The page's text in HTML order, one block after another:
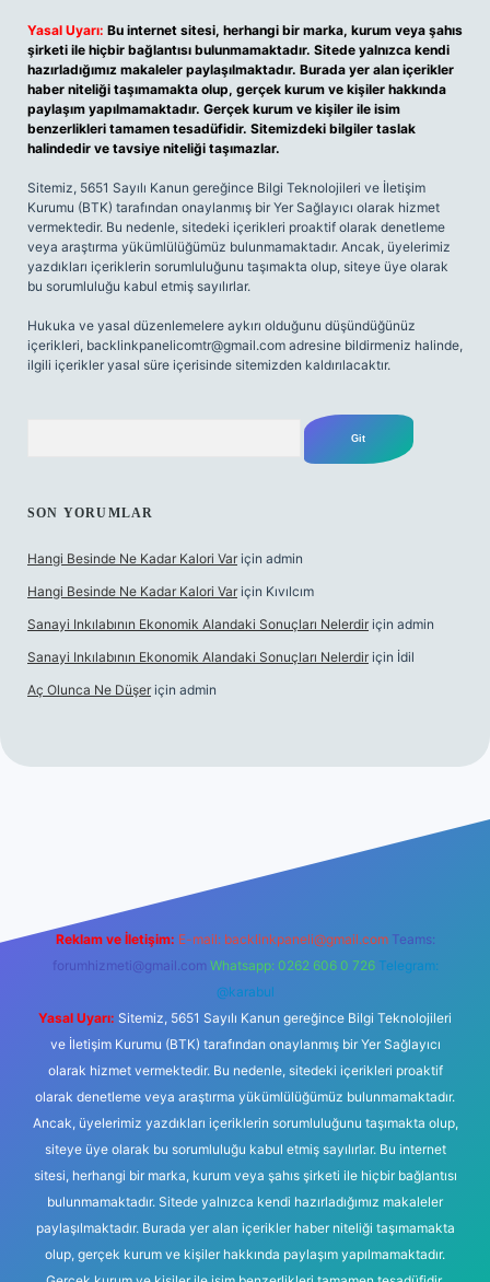
Yasal Uyarı: Bu internet sitesi, herhangi bir marka, kurum veya şahıs
şirketi ile hiçbir bağlantısı bulunmamaktadır. Sitede yalnızca kendi
hazırladığımız makaleler paylaşılmaktadır. Burada yer alan içerikler
haber niteliği taşımamakta olup, gerçek kurum ve kişiler hakkında
paylaşım yapılmamaktadır. Gerçek kurum ve kişiler ile isim
benzerlikleri tamamen tesadüfidir. Sitemizdeki bilgiler taslak
halindedir ve tavsiye niteliği taşımazlar.
Sitemiz, 5651 Sayılı Kanun gereğince Bilgi Teknolojileri ve İletişim
Kurumu (BTK) tarafından onaylanmış bir Yer Sağlayıcı olarak hizmet
vermektedir. Bu nedenle, sitedeki içerikleri proaktif olarak denetleme
veya araştırma yükümlülüğümüz bulunmamaktadır. Ancak, üyelerimiz
yazdıkları içeriklerin sorumluluğunu taşımakta olup, siteye üye olarak
bu sorumluluğu kabul etmiş sayılırlar.
Hukuka ve yasal düzenlemelere aykırı olduğunu düşündüğünüz
içerikleri, backlinkpanelicomtr@gmail.com adresine bildirmeniz halinde,
ilgili içerikler yasal süre içerisinde sitemizden kaldırılacaktır.
SON YORUMLAR
Hangi Besinde Ne Kadar Kalori Var için admin
Hangi Besinde Ne Kadar Kalori Var için Kıvılcım
Sanayi Inkılabının Ekonomik Alandaki Sonuçları Nelerdir için admin
Sanayi Inkılabının Ekonomik Alandaki Sonuçları Nelerdir için İdil
Aç Olunca Ne Düşer için admin
Reklam ve İletişim: E-mail: backlinkpaneli@gmail.com Teams:
forumhizmeti@gmail.com Whatsapp: 0262 606 0 726 Telegram:
@karabul
Yasal Uyarı: Sitemiz, 5651 Sayılı Kanun gereğince Bilgi Teknolojileri
ve İletişim Kurumu (BTK) tarafından onaylanmış bir Yer Sağlayıcı
olarak hizmet vermektedir. Bu nedenle, sitedeki içerikleri proaktif
olarak denetleme veya araştırma yükümlülüğümüz bulunmamaktadır.
Ancak, üyelerimiz yazdıkları içeriklerin sorumluluğunu taşımakta olup,
siteye üye olarak bu sorumluluğu kabul etmiş sayılırlar. Bu internet
sitesi, herhangi bir marka, kurum veya şahıs şirketi ile hiçbir bağlantısı
bulunmamaktadır. Sitede yalnızca kendi hazırladığımız makaleler
paylaşılmaktadır. Burada yer alan içerikler haber niteliği taşımamakta
olup, gerçek kurum ve kişiler hakkında paylaşım yapılmamaktadır.